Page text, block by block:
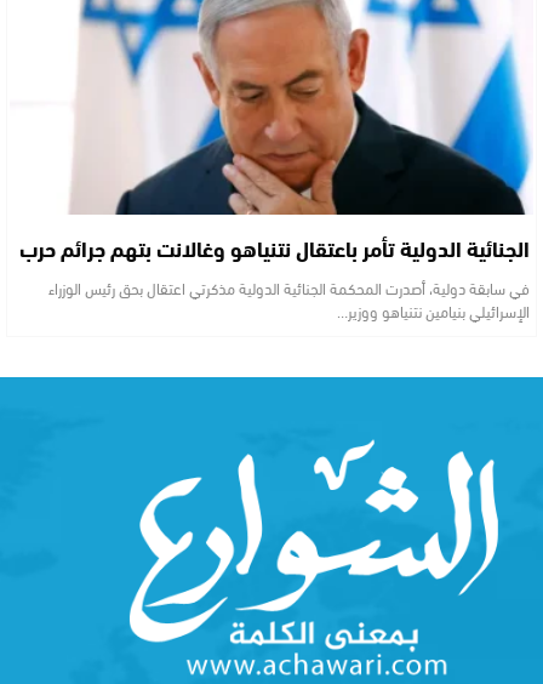
الجنائية الدولية تأمر باعتقال نتنياهو وغالانت بتهم جرائم حرب
في سابقة دولية، أصدرت المحكمة الجنائية الدولية مذكرتي اعتقال بحق رئيس الوزراء
الإسرائيلي بنيامين نتنياهو ووزير…